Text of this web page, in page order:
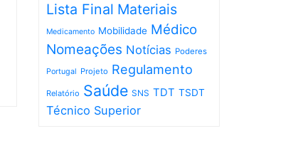
Lista Final Materiais
Medicamento Mobilidade Médico
Nomeações Notícias Poderes
Portugal Projeto Regulamento
Relatório Saúde SNS TDT TSDT
Técnico Superior